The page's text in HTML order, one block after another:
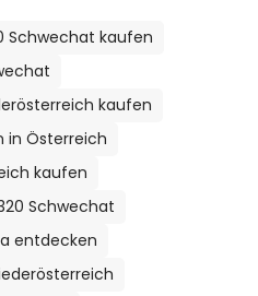
Schwechat kaufen
kaufen
in Österreich
kaufen
Schwechat
entdecken